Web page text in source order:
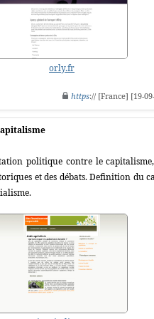
orly.fr
https:// [France] [19-
politique contre le
et des débats. Definition du